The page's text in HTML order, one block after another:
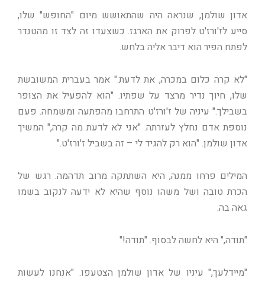
אדון שולמן, שנראה היה שהתאושש מיום "החופש" שלו,
סייע לז'ורז'ט לפרוק את הארגז. כשצעדו זה לצד זו מהטנדר
לפתח הפיר הוא דיבר אליה בלחש.
"לא קרה כלום במכרה, את לדעת." אמר בעברית המשובשת
שלו, חיוך נדיר מרצד על שפתיו. "הוא להפעיל את הצופר
בשבילך." עיניה של ז'ורז'ט התרחבו מהפתעה ומשמחה. פעם
נוספת אדם נחלץ לעזרתה. "אני לא לדעת מה קרה," המשיך
אדון שולמן. "הוא רק להגיד לי – זה בשביל ז'ורז'ט."
המילים פרחו ממנה, היא השתתקה מרוב תדהמה. רגש של
הכרת טובה ושל משהו נוסף שהיא לא ידעה לנקוב בשמו
גאה בה.
"תודה," היא לחשה לבסוף. "תודה!"
"מיידלעך," עיניו של אדון שולמן הצטעפו. "אנחנו לעשות